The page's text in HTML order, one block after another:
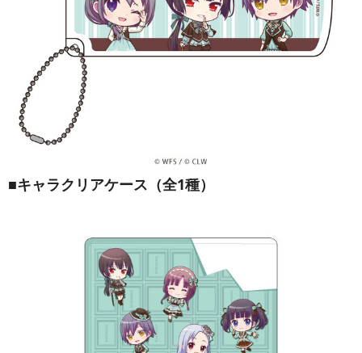
■キャラクリアケース（全1種）